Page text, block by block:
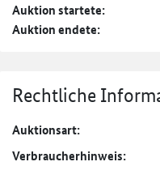
Auktion startete:
Auktion endete:
Rechtliche
Auktionsart:
Verbraucher­hinweis: